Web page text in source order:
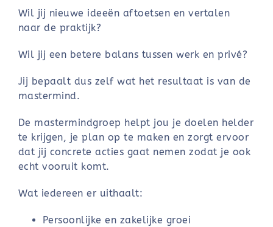
Wil jij nieuwe ideeën aftoetsen en vertalen
naar de praktijk?
Wil jij een betere balans tussen werk en privé?
Jij bepaalt dus zelf wat het resultaat is van de
mastermind.
De mastermindgroep helpt jou je doelen helder
te krijgen, je plan op te maken en zorgt ervoor
dat jij concrete acties gaat nemen zodat je ook
echt vooruit komt.
Wat iedereen er uithaalt:
Persoonlijke en zakelijke groei